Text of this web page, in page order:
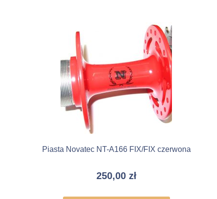
Piasta Novatec NT-A166 FIX/FIX czerwona
250,00 zł